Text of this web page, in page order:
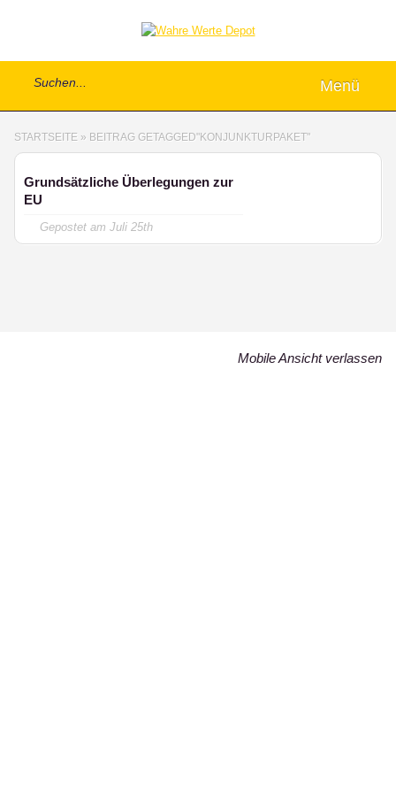
Menü
STARTSEITE » BEITRAG GETAGGED"KONJUNKTURPAKET"
Grundsätzliche Überlegungen zur
EU
Gepostet am Juli 25th
Mobile Ansicht verlassen